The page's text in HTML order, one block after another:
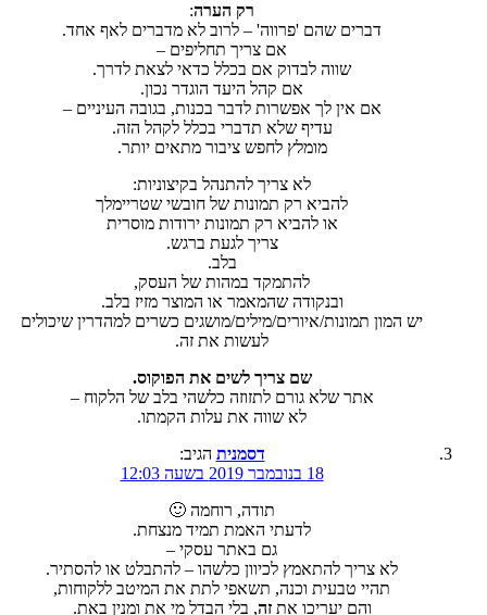
רק הערה:
דברים שהם 'פרווה' – לרוב לא מדברים לאף אחד.
אם צריך תחליפים –
שווה לבדוק אם בכלל כדאי לצאת לדרך.
אם קהל היעד הוגדר נכון.
אם אין לך אפשרות לדבר בכנות, בגובה העיניים –
עדיף שלא תדברי בכלל לקהל הזה.
מומלץ לחפש ציבור מתאים יותר.
לא צריך להתנהל בקיצוניות:
להביא רק תמונות של חובשי שטריימלך
או להביא רק תמונות ירודות מוסרית
צריך לגעת ברגש.
בלב.
להתמקד במהות של העסק,
ובנקודה שהמאמר או המוצר מזיז בלב.
יש המון תמונות/איורים/מילים/מושגים כשרים למהדרין שיכולים
לעשות את זה.
שם צריך לשים את הפוקוס.
אתר שלא גורם לתזוזה כלשהי בלב של הלקוח –
לא שווה את עלות הקמתו.
דסמנית הגיב:
18 בנובמבר 2019 בשעה 12:03
תודה, רוחמה 🙂
לדעתי האמת תמיד מנצחת.
גם באתר עסקי –
לא צריך להתאמץ לכיוון כלשהו – להתבלט או להסתיר.
תהיי טבעית וכנה, תשאפי לתת את המיטב ללקוחות,
והם יעריכו אתזה, בלי הבדל מי את ומנין באת.